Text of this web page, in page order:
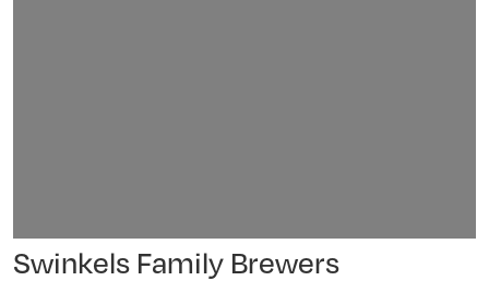
Swinkels Family Brewers